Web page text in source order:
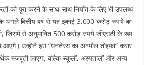
को पूरा करने के साथ-साथ निर्यात के लिए भी उपलब्ध
अगले वित्तीय वर्ष से यह इकाई 3,000 करोड़ रुपये का
जिसमें से अनुमानित 500 करोड़ रुपये जीएसटी के रूप
उन्होंने इसे “धनतेरस का अनमोल तोहफा” करार
मजबूती लाएगा, बल्कि स्कूलों, अस्पतालों और अन्य